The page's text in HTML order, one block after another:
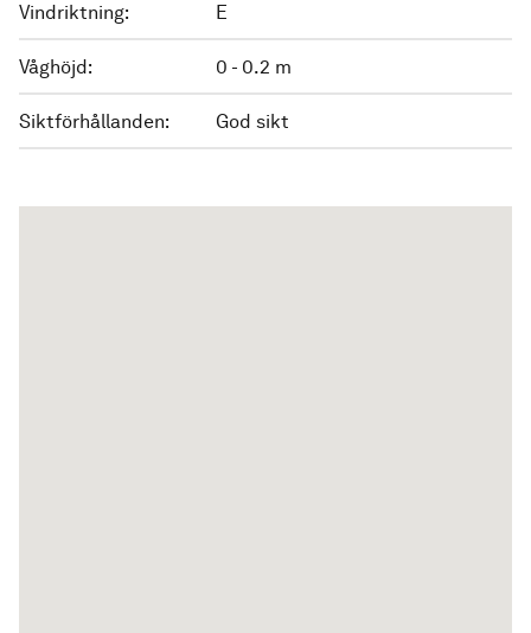
Vindriktning: E
Våghöjd: 0 - 0.2 m
Siktförhållanden: God sikt